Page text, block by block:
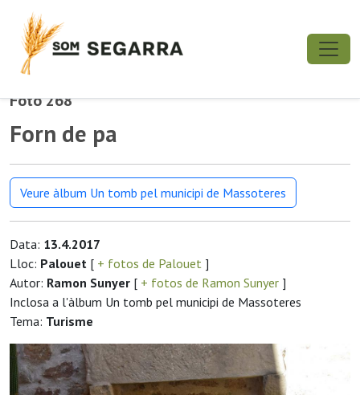
Foto 268
Forn de pa
Veure àlbum Un tomb pel municipi de Massoteres
Data: 13.4.2017
Lloc: Palouet [ + fotos de Palouet ]
Autor: Ramon Sunyer [ + fotos de Ramon Sunyer ]
Inclosa a l'àlbum Un tomb pel municipi de Massoteres
Tema: Turisme